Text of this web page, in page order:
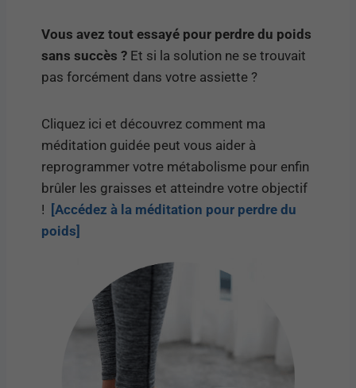
Vous avez tout essayé pour perdre du poids
sans succès ? Et si la solution ne se trouvait
pas forcément dans votre assiette ?
Cliquez ici et découvrez comment ma
méditation guidée peut vous aider à
reprogrammer votre métabolisme pour enfin
brûler les graisses et atteindre votre objectif
! [Accédez à la méditation pour perdre du
poids]